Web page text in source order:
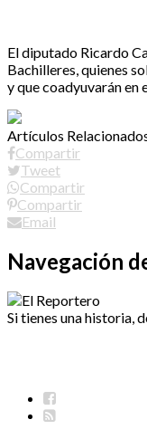
El diputado Ricardo
Bachilleres, quienes
y que coadyuvarán en
Artículos
Compartir
Tweet
Compartir
Compartir
Email
Navegación
Si tienes una historia,